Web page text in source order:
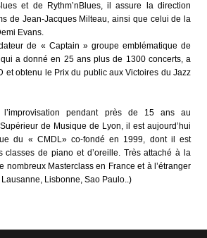
et de Rythm’nBlues, il assure la direction
de Jean-Jacques Milteau, ainsi que celui de la
Evans.
de « Captain » groupe emblématique de
qui a donné en 25 ans plus de 1300 concerts, a
et obtenu le Prix du public aux Victoires du Jazz
pendant près de 15 ans au
de Musique de Lyon, il est aujourd’hui
du « CMDL» co-fondé en 1999, dont il est
classes de piano et d’oreille. Très attaché à la
nombreux Masterclass en France et à l’étranger
Lisbonne, Sao Paulo..)